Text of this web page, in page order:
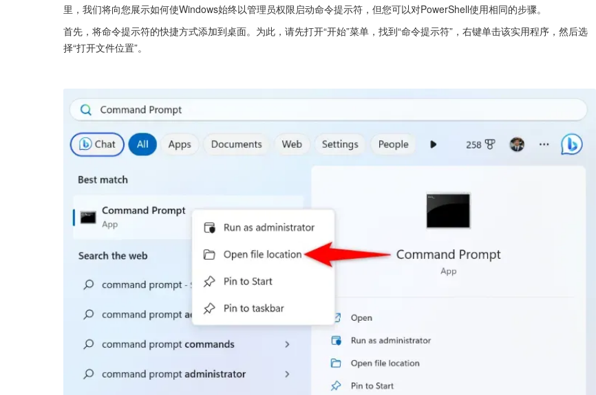
里，我们将向您展示如何使Windows始终以管理员权限启动命令提示符，但您可以对PowerShell使用相同的步骤。
首先，将命令提示符的快捷方式添加到桌面。为此，请先打开“开始”菜单，找到“命令提示符”，右键单击该实用程序，然后选
择“打开文件位置”。